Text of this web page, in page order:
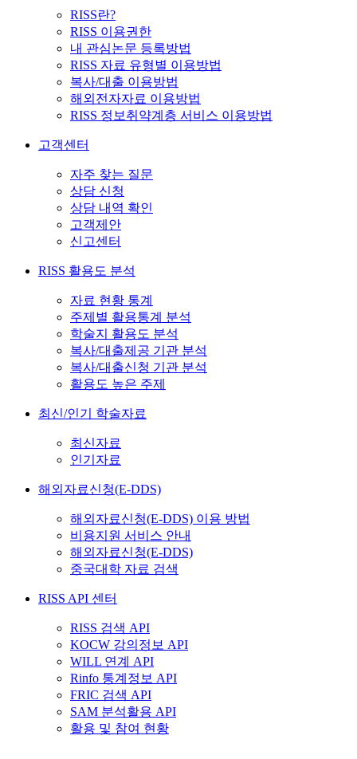
RISS란?
RISS 이용권한
내 관심논문 등록방법
RISS 자료 유형별 이용방법
복사/대출 이용방법
해외전자자료 이용방법
RISS 정보취약계층 서비스 이용방법
고객센터
자주 찾는 질문
상담 신청
상담 내역 확인
고객제안
신고센터
RISS 활용도 분석
자료 현황 통계
주제별 활용통계 분석
학술지 활용도 분석
복사/대출제공 기관 분석
복사/대출신청 기관 분석
활용도 높은 주제
최신/인기 학술자료
최신자료
인기자료
해외자료신청(E-DDS)
해외자료신청(E-DDS) 이용 방법
비용지원 서비스 안내
해외자료신청(E-DDS)
중국대학 자료 검색
RISS API 센터
RISS 검색 API
KOCW 강의정보 API
WILL 연계 API
Rinfo 통계정보 API
FRIC 검색 API
SAM 분석활용 API
활용 및 참여 현황